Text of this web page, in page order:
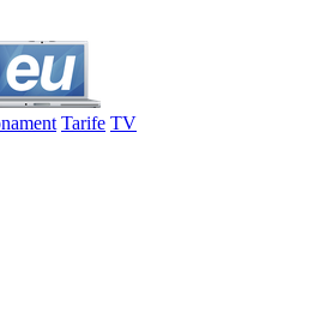
Tarife TV